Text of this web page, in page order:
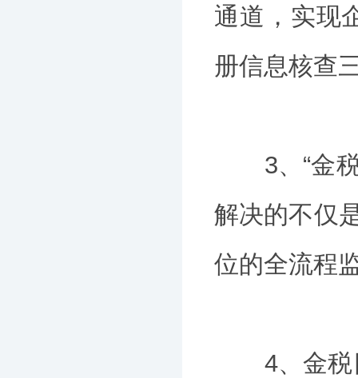
通道，实现
册信息核查
3、“金税
解决的不仅
位的全流程
4、金税四